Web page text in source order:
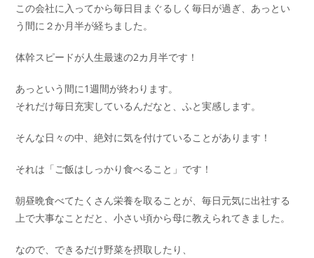
この会社に入ってから毎日目まぐるしく毎日が過ぎ、あっとい
う間に２か月半が経ちました。
体幹スピードが人生最速の2カ月半です！
あっという間に1週間が終わります。
それだけ毎日充実しているんだなと、ふと実感します。
そんな日々の中、絶対に気を付けていることがあります！
それは「ご飯はしっかり食べること」です！
朝昼晩食べてたくさん栄養を取ることが、毎日元気に出社する
上で大事なことだと、小さい頃から母に教えられてきました。
なので、できるだけ野菜を摂取したり、